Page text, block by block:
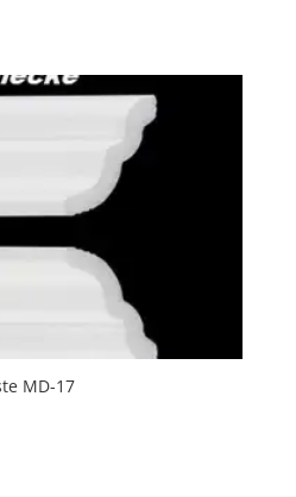
MD-17